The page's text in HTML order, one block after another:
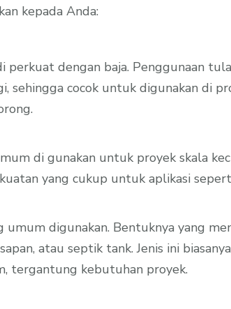
kepada Anda:
dengan baja. Penggunaan
cocok untuk digunakan di
di gunakan untuk proyek skala
yang cukup untuk aplikasi
digunakan. Bentuknya yang
atau septik tank. Jenis ini
tergantung kebutuhan proyek.